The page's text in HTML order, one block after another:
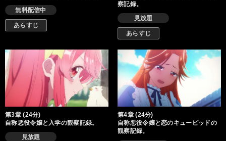
無料配信中
あらすじ
察記録。
見放題
あらすじ
第3章 (24分)
自称悪役令嬢と入学の観察記録。
見放題
第4章 (24分)
自称悪役令嬢と恋のキューピッドの
観察記録。